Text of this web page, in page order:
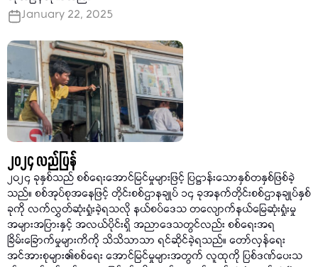
January 22, 2025
၂၀၂၄ လည်ပြန်
၂၀၂၄ ခုနှစ်သည် စစ်ရေးအောင်မြင်မှုများဖြင့် ပြဋ္ဌာန်းသောနှစ်တနှစ်ဖြစ်ခဲ့
သည်။ စစ်အုပ်စုအနေဖြင့် တိုင်းစစ်ဌာနချုပ် ၁၄ ခုအနက်တိုင်းစစ်ဌာနချုပ်နှစ်
ခုကို လက်လွှတ်ဆုံးရှုံးခဲ့ရသလို နယ်စပ်ဒေသ တလျောက်နယ်မြေဆုံးရှုံးမှု
အများအပြားနှင့် အလယ်ပိုင်းရှိ အညာဒေသတွင်လည်း စစ်ရေးအရ
ခြိမ်းခြောက်မှုများကိကို သိသိသာသာ ရင်ဆိုင်ခဲ့ရသည်။ တော်လှန်ရေး
အင်အားစုများ၏စစ်ရေး အောင်မြင်မှုများအတွက် လူထုကို ပြစ်ဒဏ်ပေးသ